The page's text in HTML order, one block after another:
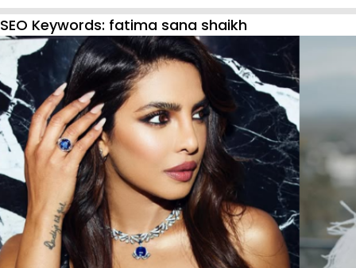
SEO Keywords: fatima sana shaikh